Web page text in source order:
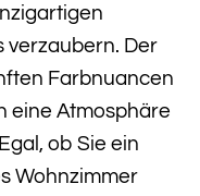
verzaubern. Der
Farbnuancen
eine Atmosphäre
ob Sie ein
Wohnzimmer